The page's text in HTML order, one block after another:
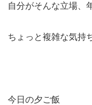
自分がそんな立場、
ちょっと複雑な気持
今日の夕ご飯